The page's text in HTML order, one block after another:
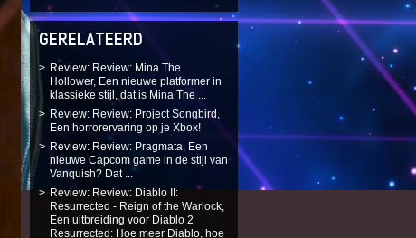
GERELATEERD
Review: Review: Mina The
Hollower, Een nieuwe platformer in
klassieke stijl, dat is Mina The ...
Review: Review: Project Songbird,
Een horrorervaring op je Xbox!
Review: Review: Pragmata, Een
nieuwe Capcom game in de stijl van
Vanquish? Dat ...
Review: Review: Diablo II:
Resurrected - Reign of the Warlock,
Een uitbreiding voor Diablo 2
Resurrected: Hoe meer Diablo, hoe